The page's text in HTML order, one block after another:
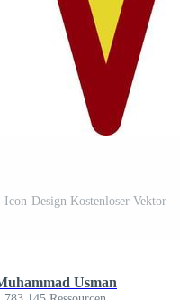
Design Kostenloser Vektor
Usman